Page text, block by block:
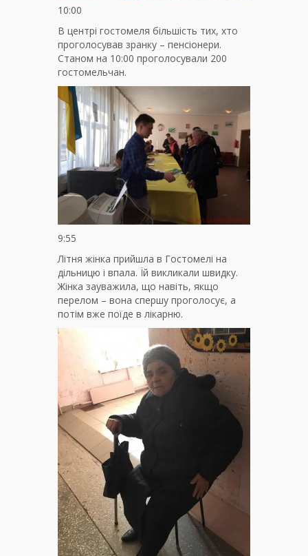
10:00
В центрі гостомеля більшість тих, хто
проголосував зранку – пенсіонери.
Станом на 10:00 проголосували 200
гостомельчан.
9:55
Літня жінка прийшла в Гостомелі на
дільницю і впала. Їй викликали швидку.
Жінка зауважила, що навіть, якщо
перелом – вона спершу проголосує, а
потім вже поїде в лікарню.